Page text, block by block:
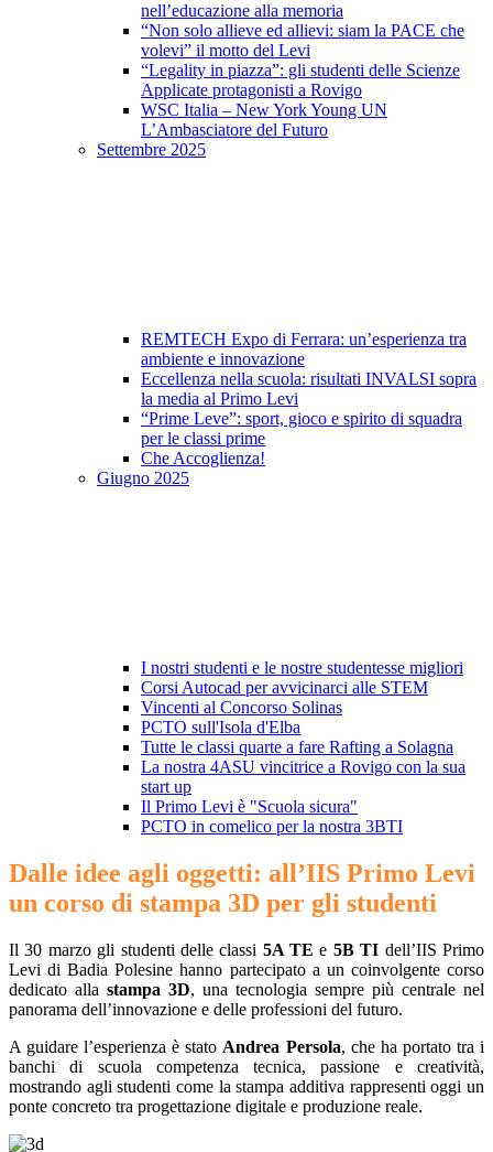
nell’educazione alla memoria
“Non solo allieve ed allievi: siam la PACE che
volevi” il motto del Levi
“Legality in piazza”: gli studenti delle Scienze
Applicate protagonisti a Rovigo
WSC Italia – New York Young UN
L’Ambasciatore del Futuro
Settembre 2025
REMTECH Expo di Ferrara: un’esperienza tra
ambiente e innovazione
Eccellenza nella scuola: risultati INVALSI sopra
la media al Primo Levi
“Prime Leve”: sport, gioco e spirito di squadra
per le classi prime
Che Accoglienza!
Giugno 2025
I nostri studenti e le nostre studentesse migliori
Corsi Autocad per avvicinarci alle STEM
Vincenti al Concorso Solinas
PCTO sull'Isola d'Elba
Tutte le classi quarte a fare Rafting a Solagna
La nostra 4ASU vincitrice a Rovigo con la sua
start up
Il Primo Levi è "Scuola sicura"
PCTO in comelico per la nostra 3BTI
Dalle idee agli oggetti: all’IIS Primo Levi
un corso di stampa 3D per gli studenti
Il 30 marzo gli studenti delle classi 5A TE e 5B TI dell’IIS Primo
Levi diBadia Polesine hanno partecipato a un coinvolgente corso
dedicato alla stampa 3D, una tecnologia sempre più centrale nel
panorama dell’innovazione e delle professioni del futuro.
A guidare l’esperienza è stato Andrea Persola, che ha portato tra i
banchi di scuola competenza tecnica, passione e creatività,
mostrando agli studenti come la stampa additiva rappresenti oggi un
ponte concreto tra progettazione digitale e produzione reale.